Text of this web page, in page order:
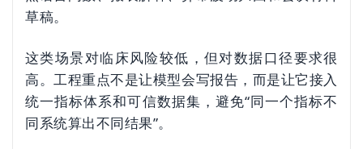
草稿。
这类场景对临床风险较低，但对数据口径要求很
高。工程重点不是让模型会写报告，而是让它接入
统一指标体系和可信数据集，避免“同一个指标不
同系统算出不同结果”。